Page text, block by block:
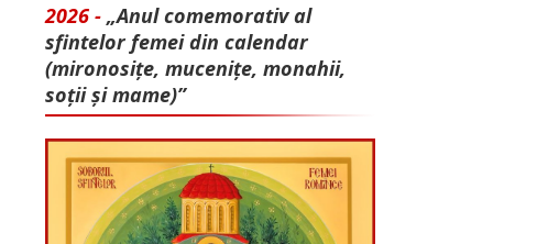
2026 - „Anul comemorativ al
sfintelor femei din calendar
(mironosițe, mu­cenițe, monahii,
soții și mame)”